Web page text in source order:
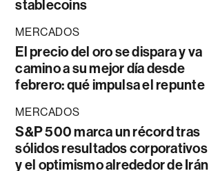
stablecoins
MERCADOS
El precio del oro se dispara y va
camino a su mejor día desde
febrero: qué impulsa el repunte
MERCADOS
S&P 500 marca un récord tras
sólidos resultados corporativos
y el optimismo alrededor de Irán